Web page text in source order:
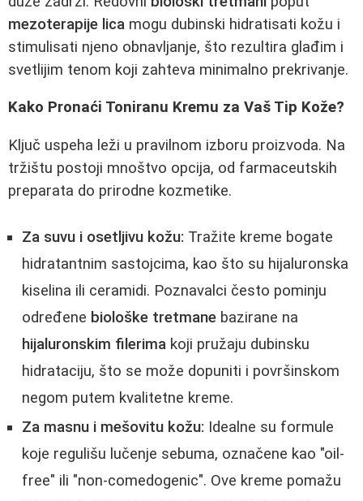
mezoterapije lica mogu dubinski hidratisati kožu i
stimulisati njeno obnavljanje, što rezultira glađim i
svetlijim tenom koji zahteva minimalno prekrivanje.
Kako Pronaći Toniranu Kremu za Vaš Tip Kože?
Ključ uspeha leži u pravilnom izboru proizvoda. Na
tržištu postoji mnoštvo opcija, od farmaceutskih
preparata do prirodne kozmetike.
Za suvu i osetljivu kožu: Tražite kreme bogate
hidratantnim sastojcima, kao što su hijaluronska
kiselina ili ceramidi. Poznavalci često pominju
određene biološke tretmane bazirane na
hijaluronskim filerima koji pružaju dubinsku
hidrataciju, što se može dopuniti i površinskom
negom putem kvalitetne kreme.
Za masnu i mešovitu kožu: Idealne su formule
koje regulišu lučenje sebuma, označene kao "oil-
free" ili "non-comedogenic". Ove kreme pomažu